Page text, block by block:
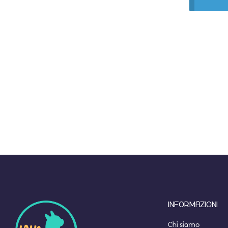
INFORMAZIONI
Chi siamo